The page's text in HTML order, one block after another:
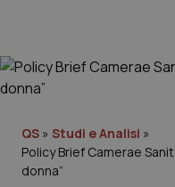
Governo e
QS » Studi e Analisi »
Policy Brief Camerae
donna”